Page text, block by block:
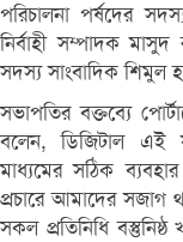
পরিচালনা পর্ষদের
নির্বাহী সম্পাদক মাসুদ
সদস্য সাংবাদিক শিমুল
সভাপতির বক্তব্যে
বলেন, ডিজিটাল এই
মাধ্যমের সঠিক
প্রচারে আমাদের সজাগ
সকল প্রতিনিধি